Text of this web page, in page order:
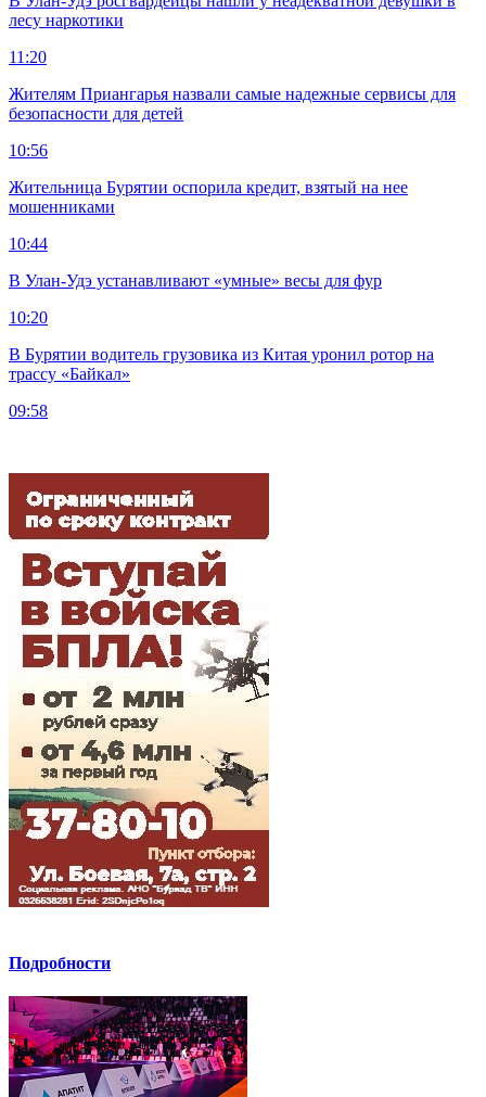
лесу наркотики
11:20
Жителям Приангарья назвали самые надежные сервисы для
безопасности для детей
10:56
Жительница Бурятии оспорила кредит, взятый на нее
мошенниками
10:44
В Улан-Удэ устанавливают «умные» весы для фур
10:20
В Бурятии водитель грузовика из Китая уронил ротор на
трассу «Байкал»
09:58
Подробности